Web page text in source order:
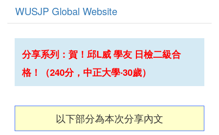
WUSJP Global Website
分享系列：賀！邱L威 學友 日檢二級合
格！（240分，中正大學‧30歲）
以下部分為本次分享內文